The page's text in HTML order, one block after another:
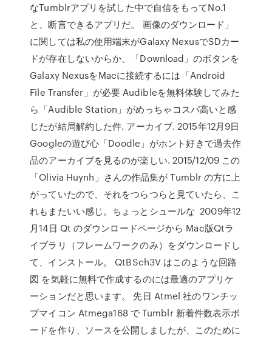
なTumblrアプリを試した中で自信をもってNo.1
と、断言できるアプリだ。 画像のダウンロード」
に関しては私の使用端末がGalaxy NexusでSDカー
ドが存在しないからか、「Download」のボタンを
Galaxy NexusをMacに接続するには「Android
File Transfer」が必要 Audibleを無料体験してみた
ら「Audible Station」がめっちゃコスパ高いと感
じたが結局解約した件. アーカイブ. 2015年12月9日
Googleの遊び心「Doodle」がホント好きで過去作
品のアーカイブを見るのが楽しい. 2015/12/09 この
「Olivia Huynh」さんの作品集が Tumblr の方に上
がっていたので、それをつらつらと見ていたら、こ
れもまたいい感じ。ちょっとシュールな 2009年12
月14日 Qt のダウンロードページから Mac版Qtラ
イブラリ（フレームワークのみ）をダウンロードし
て、インストール。 QtBSch3V はこのような回路
図 を気軽に無料で作成するのには最適のアプリケ
ーションだと思います。 先日 Atmel 社のワンチッ
プマイコン Atmega168 で Tumblr 新着件数表示ボ
ードを作り、ソースを公開しましたが、このために